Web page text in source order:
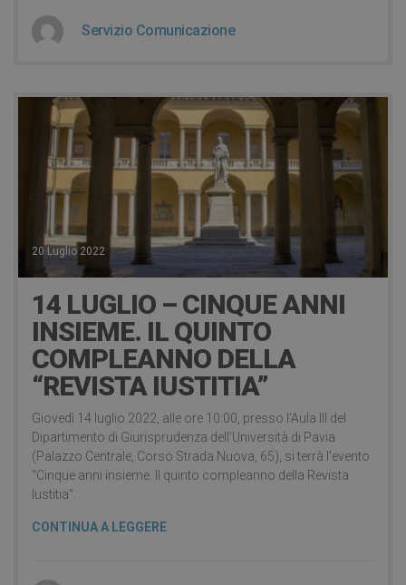
Servizio Comunicazione
20 Luglio 2022
14 LUGLIO – CINQUE ANNI
INSIEME. IL QUINTO
COMPLEANNO DELLA
“REVISTA IUSTITIA”
Giovedì 14 luglio 2022, alle ore 10:00, presso l’Aula III del
Dipartimento di Giurisprudenza dell’Università di Pavia
(Palazzo Centrale, Corso Strada Nuova, 65), si terrà l’evento
“Cinque anni insieme. Il quinto compleanno della Revista
Iustitia“.
CONTINUA A LEGGERE